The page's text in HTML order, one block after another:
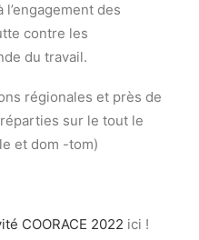
l’engagement des
contre les
du travail.
régionales et près de
sur le tout le
et dom -tom)
COORACE 2022 ici !